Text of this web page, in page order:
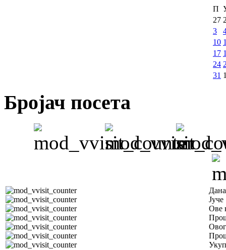
П
27
3
10
17
24
31
Бројач посета
Јуче
Ове